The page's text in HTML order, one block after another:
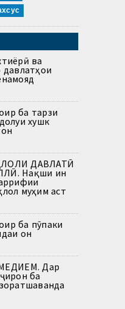
ва
давлатҳои
ба тарзи
хушк
ДАВЛАТӢ
Нақши ин
муҳим аст
ба пӯпаки
он
Дар
ба